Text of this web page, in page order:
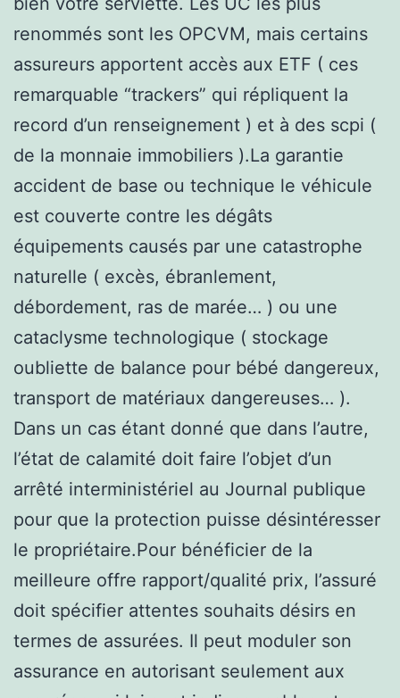
renommés sont les OPCVM, mais certains
assureurs apportent accès aux ETF ( ces
remarquable “trackers” qui répliquent la
record d’un renseignement ) et à des scpi (
de la monnaie immobiliers ).La garantie
accident de base ou technique le véhicule
est couverte contre les dégâts
équipements causés par une catastrophe
naturelle ( excès, ébranlement,
débordement, ras de marée… ) ou une
cataclysme technologique ( stockage
oubliette de balance pour bébé dangereux,
transport de matériaux dangereuses… ).
Dans un cas étant donné que dans l’autre,
l’état de calamité doit faire l’objet d’un
arrêté interministériel au Journal publique
pour que la protection puisse désintéresser
le propriétaire.Pour bénéficier de la
meilleure offre rapport/qualité prix, l’assuré
doit spécifier attentes souhaits désirs en
termes de assurées. Il peut moduler son
assurance en autorisant seulement aux